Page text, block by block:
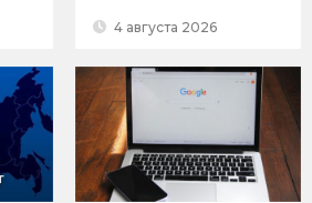
4 августа 2026